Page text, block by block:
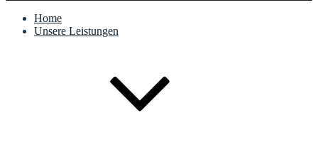
Home
Unsere Leistungen